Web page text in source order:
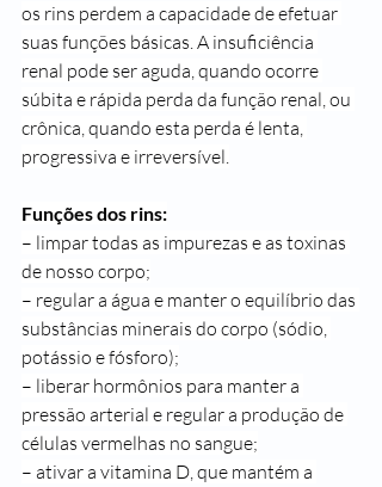
os rins perdem a capacidade de efetuar
suas funções básicas. A insuficiência
renal pode ser aguda, quando ocorre
súbita e rápida perda da função renal, ou
crônica, quando esta perda é lenta,
progressiva e irreversível.
Funções dos rins:
– limpar todas as impurezas e as toxinas
de nosso corpo;
– regular a água e manter o equilíbrio das
substâncias minerais do corpo (sódio,
potássio e fósforo);
– liberar hormônios para manter a
pressão arterial e regular a produção de
células vermelhas no sangue;
– ativar a vitamina D, que mantém a